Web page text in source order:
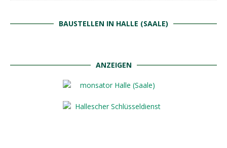
BAUSTELLEN IN HALLE (SAALE)
ANZEIGEN